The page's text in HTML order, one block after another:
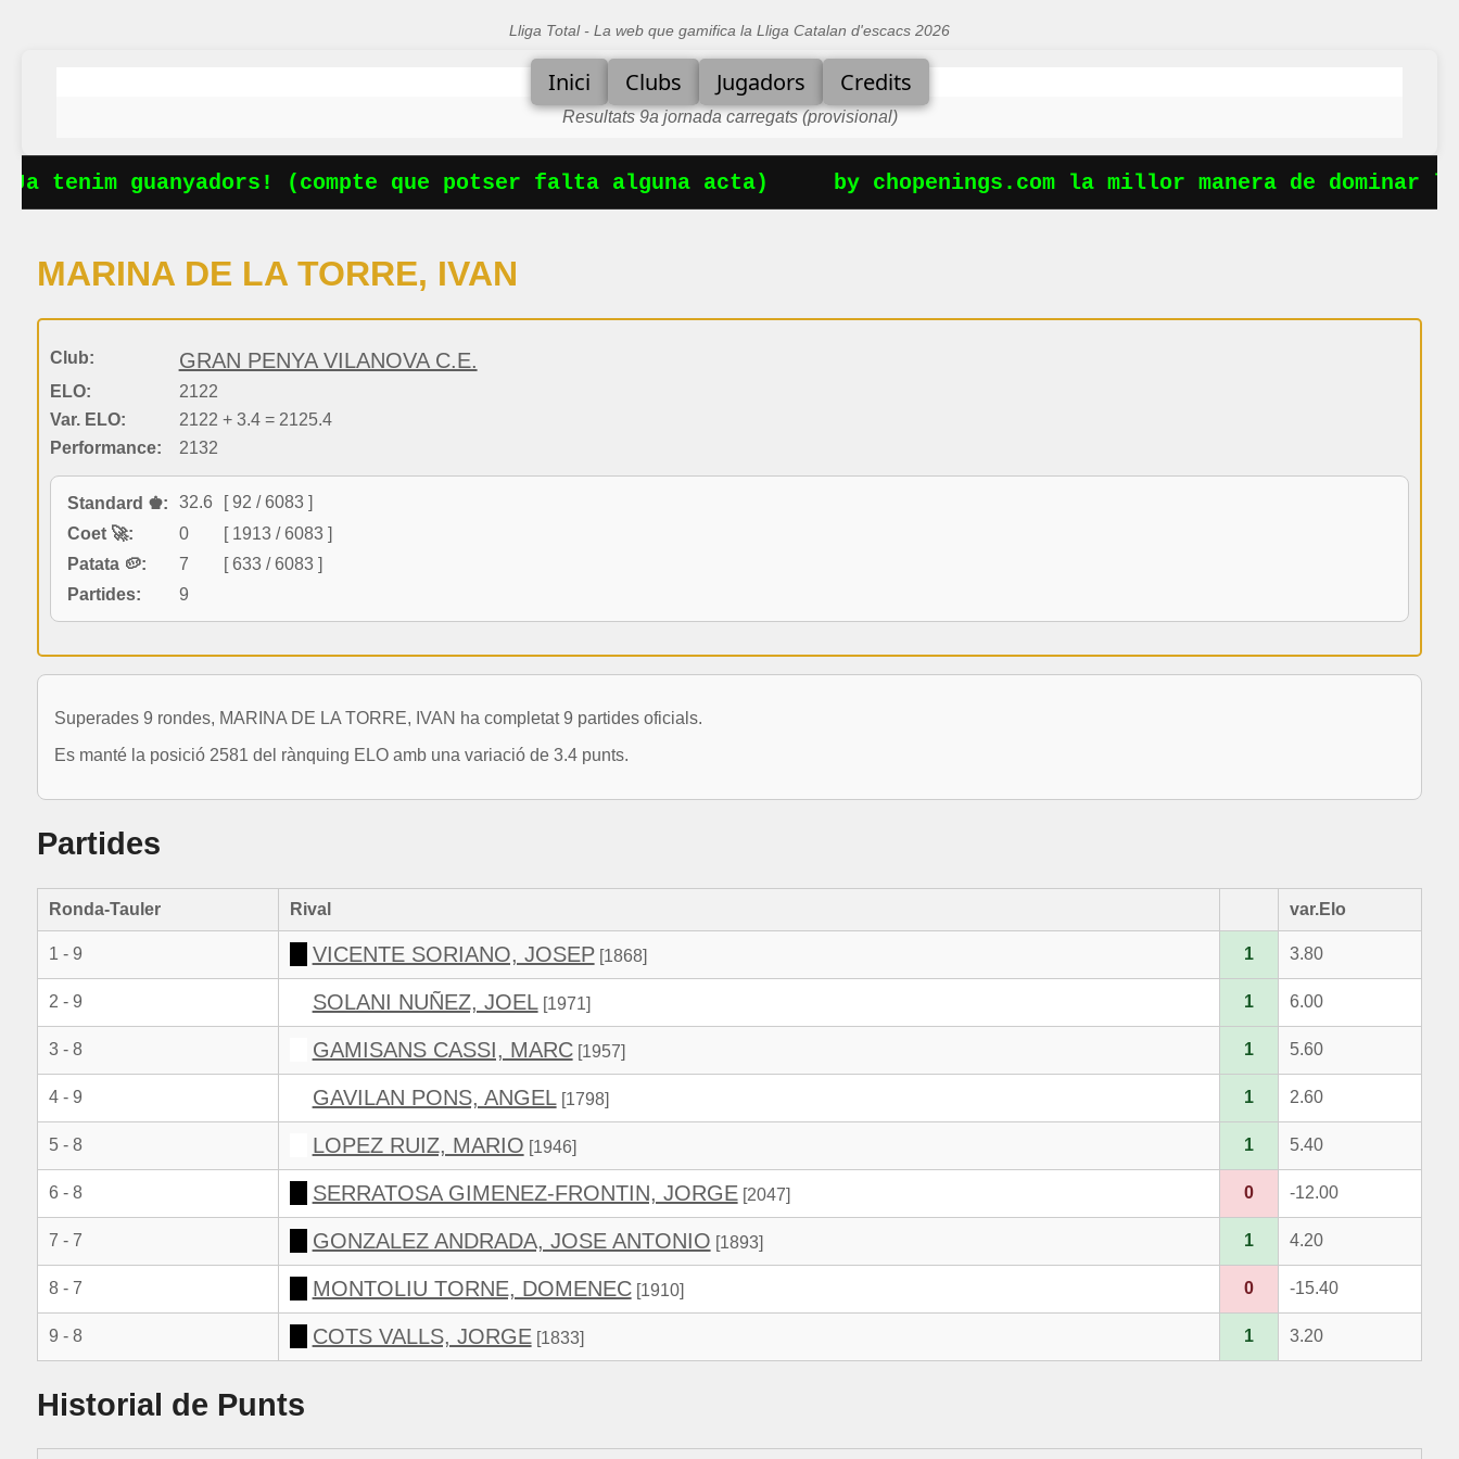
Lliga Total - La web que gamifica la Lliga Catalan d'escacs 2026
Inici Clubs Jugadors Credits
Resultats 9a jornada carregats (provisional)
tenim guanyadors! (compte que potser falta alguna acta) by chopenings.com la millor manera de dominar
MARINA DE LA TORRE, IVAN
Club: GRAN PENYA VILANOVA C.E.
ELO:
2122
Var. ELO:
2122 + 3.4 = 2125.4
Performance:
2132
Standard ♚: 32.6
[ 92 / 6083 ]
Coet 🚀:
0
[ 1913 / 6083 ]
Patata 🥔:
7
[ 633 / 6083 ]
Partides:
9
Superades 9 rondes, MARINA DE LA TORRE, IVAN ha completat 9 partides oficials.
Es manté la posició 2581 del rànquing ELO amb una variació de 3.4 punts.
Partides
Ronda-Tauler Rival var.Elo
1 - 9 VICENTE SORIANO, JOSEP[1868] 1 3.80
2 - 9 SOLANI NUÑEZ, JOEL[1971] 1 6.00
3 - 8 GAMISANS CASSI, MARC[1957] 1 5.60
4 - 9 GAVILAN PONS, ANGEL[1798] 1 2.60
5 - 8 LOPEZ RUIZ, MARIO [1946] 1 5.40
6 - 8 SERRATOSA GIMENEZ-FRONTIN, JORGE[2047] 0 -12.00
7 - 7 GONZALEZ ANDRADA, JOSE ANTONIO [1893] 1 4.20
8 - 7 MONTOLIU TORNE, DOMENEC[1910] 0 -15.40
9 - 8 COTS VALLS, JORGE[1833] 1 3.20
Historial de Punts